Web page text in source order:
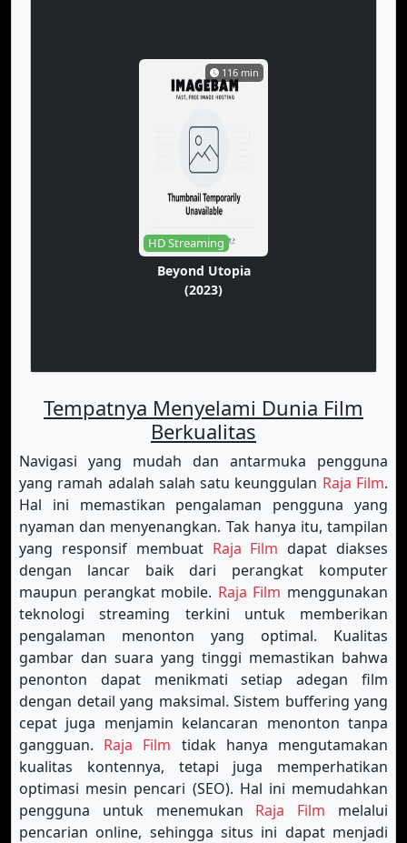
116 min
HD Streaming
Beyond Utopia
(2023)
Tempatnya Menyelami Dunia Film
Berkualitas
Navigasi yang mudah dan antarmuka pengguna
yang ramah adalah salah satu keunggulan Raja Film.
Hal ini memastikan pengalaman pengguna yang
nyaman dan menyenangkan. Tak hanya itu, tampilan
yang responsif membuat Raja Film dapat diakses
dengan lancar baik dari perangkat komputer
maupun perangkat mobile. Raja Film menggunakan
teknologi streaming terkini untuk memberikan
pengalaman menonton yang optimal. Kualitas
gambar dan suara yang tinggi memastikan bahwa
penonton dapat menikmati setiap adegan film
dengan detail yang maksimal. Sistem buffering yang
cepat juga menjamin kelancaran menonton tanpa
gangguan. Raja Film tidak hanya mengutamakan
kualitas kontennya, tetapi juga memperhatikan
optimasi mesin pencari (SEO). Hal ini memudahkan
pengguna untuk menemukan Raja Film melalui
pencarian online, sehingga situs ini dapat menjadi